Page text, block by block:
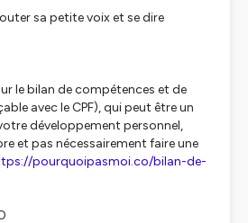
sa petite voix et se dire
le bilan de compétences et de
avec le CPF), qui peut être un
développement personnel,
et pas nécessairement faire une
pourquoipasmoi.co/bilan-de-